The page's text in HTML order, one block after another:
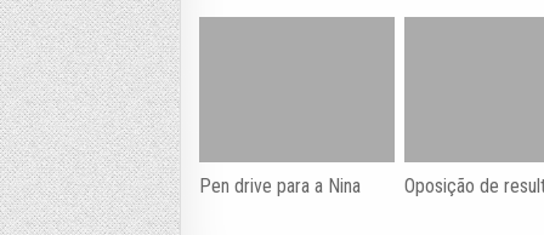
Pen drive para a Nina Oposição de